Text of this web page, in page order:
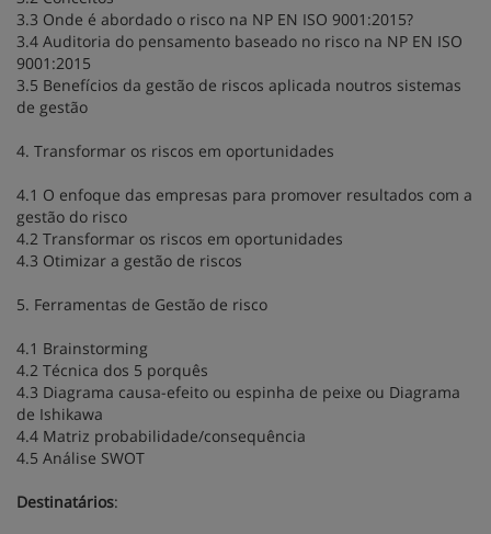
3.3 Onde é abordado o risco na NP EN ISO 9001:2015?
3.4 Auditoria do pensamento baseado no risco na NP EN ISO
9001:2015
3.5 Benefícios da gestão de riscos aplicada noutros sistemas
de gestão
4. Transformar os riscos em oportunidades
4.1 O enfoque das empresas para promover resultados com a
gestão do risco
4.2 Transformar os riscos em oportunidades
4.3 Otimizar a gestão de riscos
5. Ferramentas de Gestão de risco
4.1 Brainstorming
4.2 Técnica dos 5 porquês
4.3 Diagrama causa-efeito ou espinha de peixe ou Diagrama
de Ishikawa
4.4 Matriz probabilidade/consequência
4.5 Análise SWOT
Destinatários: